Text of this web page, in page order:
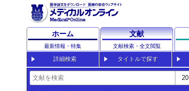
ホーム
最新情報・特集
文献
文献検索・全文閲覧
詳細検索 タイトルで探す